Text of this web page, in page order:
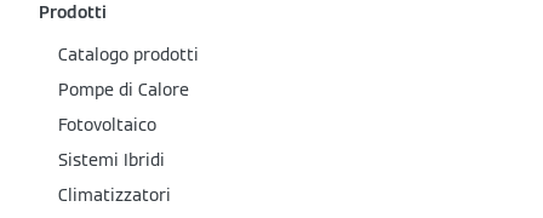
Prodotti
Catalogo prodotti
Pompe di Calore
Fotovoltaico
Sistemi Ibridi
Climatizzatori